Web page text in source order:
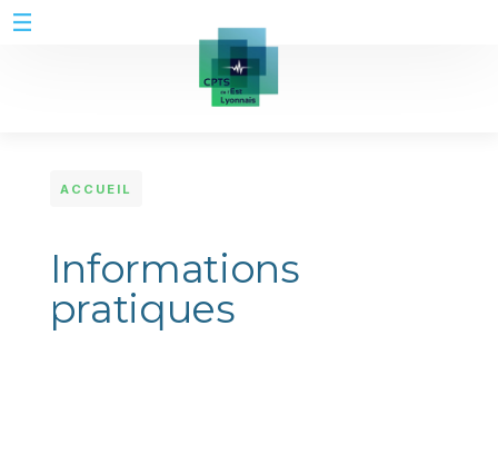
Aller au contenu principal
ACCUEIL
Informations
pratiques